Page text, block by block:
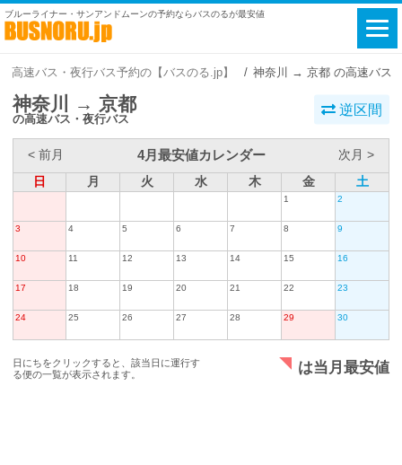
ブルーライナー・サンアンドムーンの予約ならバスのるが最安値
高速バス・夜行バス予約の【バスのる.jp】 神奈川 → 京都 の高速バス
神奈川 → 京都
の高速バス・夜行バス
逆区間
< 前月 4月最安値カレンダー
次月 >
日
月 火 水 木 金 土
1 2
3 4 5 6 7 8 9
10 11 12 13 14 15 16
17 18 19 20 21 22 23
24 25 26 27 28 29 30
日にちをクリックすると、該当日に運行す
る便の一覧が表示されます。
は当月最安値